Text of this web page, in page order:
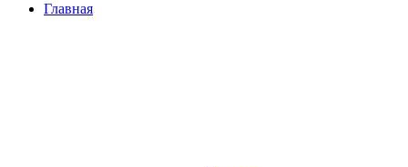
Главная